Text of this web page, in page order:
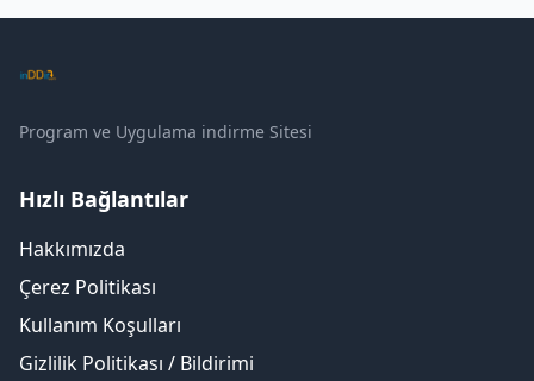
Program ve Uygulama indirme Sitesi
Hızlı Bağlantılar
Hakkımızda
Çerez Politikası
Kullanım Koşulları
Gizlilik Politikası / Bildirimi